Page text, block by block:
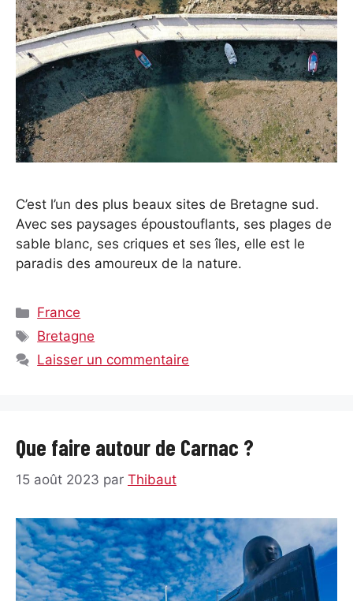
C’est l’un des plus beaux sites de Bretagne sud.
Avec ses paysages époustouflants, ses plages de
sable blanc, ses criques et ses îles, elle est le
paradis des amoureux de la nature.
Catégories
France
Étiquettes
Bretagne
Laisser un commentaire
Que faire autour de Carnac ?
15 août 2023 par Thibaut